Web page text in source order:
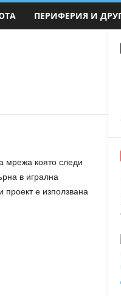
ПЕРИФЕРИЯ И
мрежа която следи
в игрална
проект e използвана